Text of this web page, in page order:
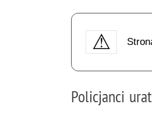
Policjanci